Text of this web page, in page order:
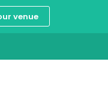
venue